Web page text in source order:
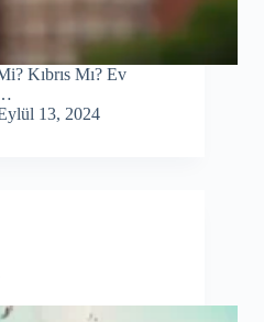
Kıbrıs Mı? Ev
13, 2024